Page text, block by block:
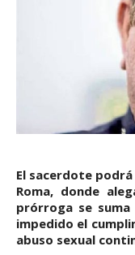
El sacerdote
Roma, donde
prórroga se
impedido el
abuso sexual